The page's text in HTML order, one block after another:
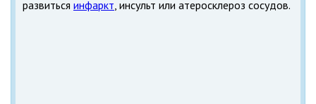
развиться инфаркт, инсульт или атеросклероз сосудов.